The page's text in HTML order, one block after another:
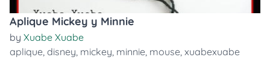
Aplique Mickey y Minnie
by Xuabe Xuabe
aplique, disney, mickey, minnie, mouse, xuabexuabe